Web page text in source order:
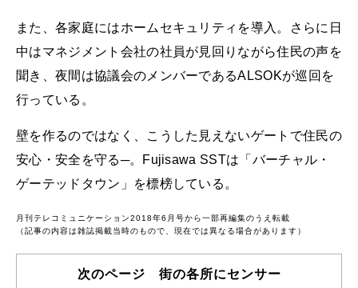
また、各家庭にはホームセキュリティを導入。さらに日
中はマネジメント会社の社員が見回りながら住民の声を
聞き、夜間は協議会のメンバーであるALSOKが巡回を
行っている。
壁を作るのではなく、こうした見えないゲートで住民の
安心・安全を守る─。Fujisawa SSTは「バーチャル・
ゲーテッドタウン」を標榜している。
月刊テレコミュニケーション2018年6月号から一部再編集のうえ転載
（記事の内容は雑誌掲載当時のもので、現在では異なる場合があります）
次のページ 街の各所にセンサー